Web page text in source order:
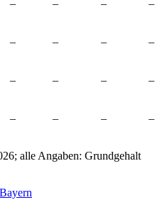
– – – –
– – – –
– – – –
– – – –
alle Angaben: Grundgehalt